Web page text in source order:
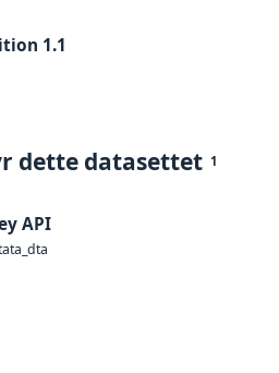
1.1
dette datasettet 1
API